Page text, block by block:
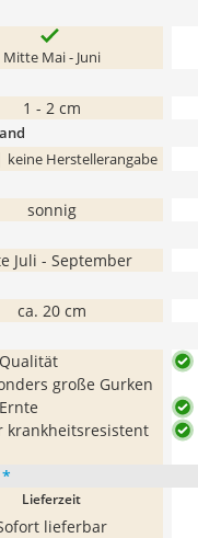
Mitte Mai - Juni
1 - 2 cm
keine Herstellerangabe
sonnig
Juli - September
ca. 20 cm
große Gurken
krankheitsresistent
*
Lieferzeit
lieferbar